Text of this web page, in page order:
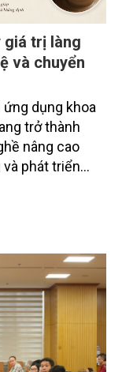
giá trị làng
và chuyển
dụng khoa
trở thành
nâng cao
phát triển
sản xuất đã
nghệ, xây